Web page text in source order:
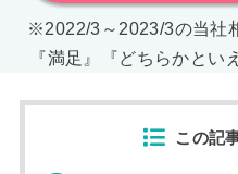
※2022/3～2023/3の当社
『満足』『どちらかとい
この記